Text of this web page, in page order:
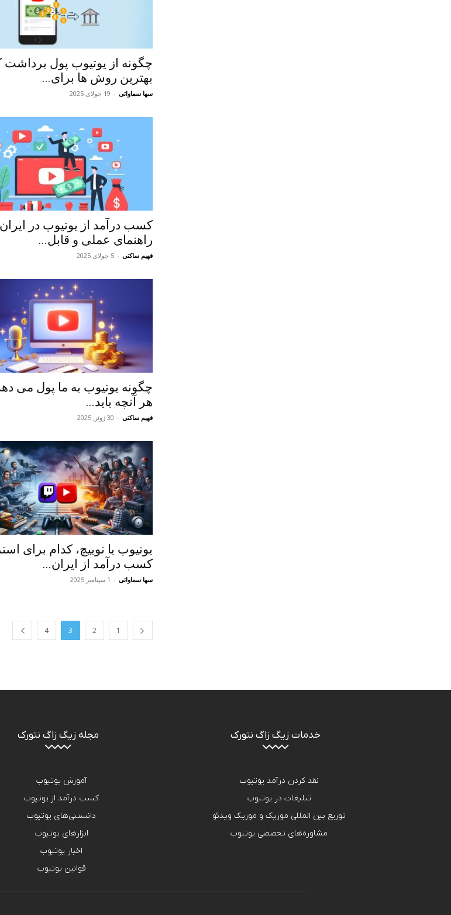
چگونه از یوتیوب پول برداشت
بهترین روش ها برای...
سها سماواتی - 19 جولای 2025
کسب درآمد از یوتیوب در
راهنمای عملی و قابل...
فهیم ساکتی - 5 جولای 2025
چگونه یوتیوب به ما پول می
هر آنچه باید...
فهیم ساکتی - 30 ژوئن 2025
یوتیوب یا توییچ، کدام برای
کسب درآمد از ایران...
سها سماواتی - 1 سپتامبر 2025
1
2
3
4
مجله زیگ زاگ نتورک
آموزش یوتیوب
کسب درآمد از یوتیوب
دانستنی‌های یوتیوب
ابزارهای یوتیوب
اخبار یوتیوب
قوانین یوتیوب
خدمات زیگ زاگ نتورک
نقد کردن درآمد یوتیوب
تبلیغات در یوتیوب
توزیع بین المللی موزیک و موزیک ویدئو
مشاوره‌های تخصصی یوتیوب